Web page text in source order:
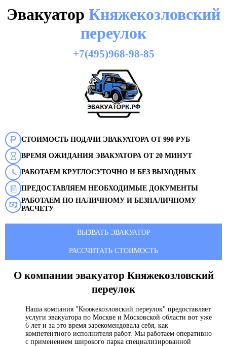
Эвакуатор Княжекозловский
переулок
+7(495)968-98-85
СТОИМОСТЬ ПОДАЧИ ЭВАКУАТОРА ОТ 990 РУБ
ВРЕМЯ ОЖИДАНИЯ ЭВАКУАТОРА ОТ 20 МИНУТ
РАБОТАЕМ КРУГЛОСУТОЧНО И БЕЗ ВЫХОДНЫХ
ПРЕДОСТАВЛЯЕМ НЕОБХОДИМЫЕ ДОКУМЕНТЫ
РАБОТАЕМ ПО НАЛИЧНОМУ И БЕЗНАЛИЧНОМУ
РАСЧЕТУ
ВЫЗВАТЬ ЭВАКУАТОР
РАССЧИТАТЬ СТОИМОСТЬ
О компании эвакуатор Княжекозловский
переулок
Наша компания "Княжекозловский переулок" предоставляет
услуги эвакуатора по Москве и Московской области вот уже
6 лет и за это время зарекомендовала себя, как
компетентного исполнителя работ. Мы работаем оперативно
с применением широкого парка специализированной